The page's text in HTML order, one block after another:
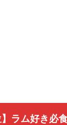
】ラム好き必